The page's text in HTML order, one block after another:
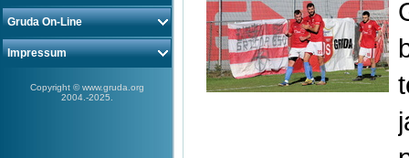
Gruda On-Line
Impressum
Copyright © www.gruda.org
2004.-2025.